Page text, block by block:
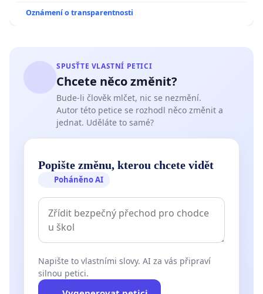
Oznámení o transparentnosti
SPUSŤTE VLASTNÍ PETICI
Chcete něco změnit?
Bude-li člověk mlčet, nic se nezmění.
Autor této petice se rozhodl něco změnit a
jednat. Uděláte to samé?
Popište změnu, kterou chcete vidět
Poháněno AI
Napište to vlastními slovy. AI za vás připraví
silnou petici.